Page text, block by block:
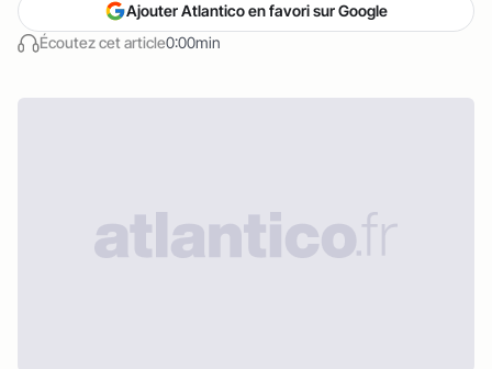
Écoutez cet article0:00min
Ajouter Atlantico en favori sur Google